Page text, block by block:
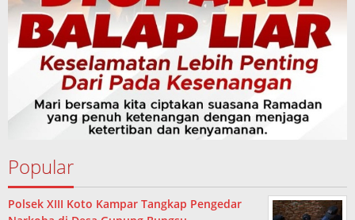
Popular
Polsek XIII Koto Kampar Tangkap Pengedar